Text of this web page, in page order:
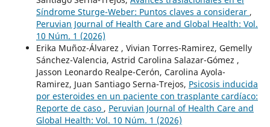
Síndrome Sturge-Weber: Puntos claves a considerar ,
Peruvian Journal of Health Care and Global Health: Vol.
10 Núm. 1 (2026)
Erika Muñoz-Álvarez , Vivian Torres-Ramirez, Gemelly
Sánchez-Valencia, Astrid Carolina Salazar-Gómez ,
Jasson Leonardo Realpe-Cerón, Carolina Ayola-
Ramirez, Juan Santiago Serna-Trejos, Psicosis inducida
por esteroides en un paciente con trasplante cardíaco:
Reporte de caso , Peruvian Journal of Health Care and
Global Health: Vol. 10 Núm. 1 (2026)